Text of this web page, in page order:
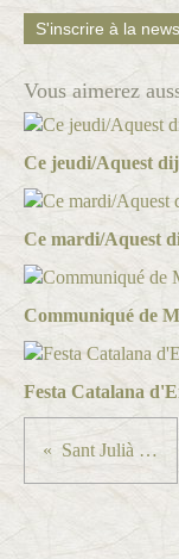
S'inscrire à la
Vous aimerez
Ce jeudi/Aquest
Ce mardi/Aquest
Communiqué de
Festa Catalana
Sant Julià i Basilissa...